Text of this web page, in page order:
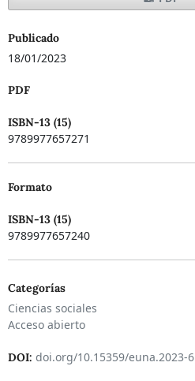
Publicado
18/01/2023
PDF
ISBN-13 (15)
9789977657271
Formato
ISBN-13 (15)
9789977657240
Categorías
Ciencias sociales
Acceso abierto
DOI: doi.org/10.15359/euna.2023-6